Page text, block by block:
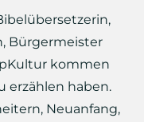
Bürgermeister
kommen
erzählen haben.
Neuanfang,